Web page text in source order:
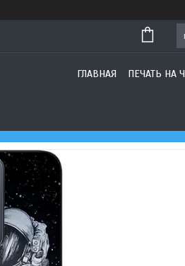
ГЛАВНАЯ ПЕЧАТЬ НА